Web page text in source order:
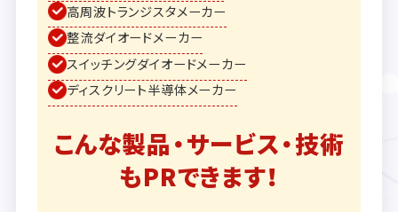
高周波トランジスタメーカー
整流ダイオードメーカー
スイッチングダイオードメーカー
ディスクリート半導体メーカー
こんな製品・サービス・技術
もPRできます！